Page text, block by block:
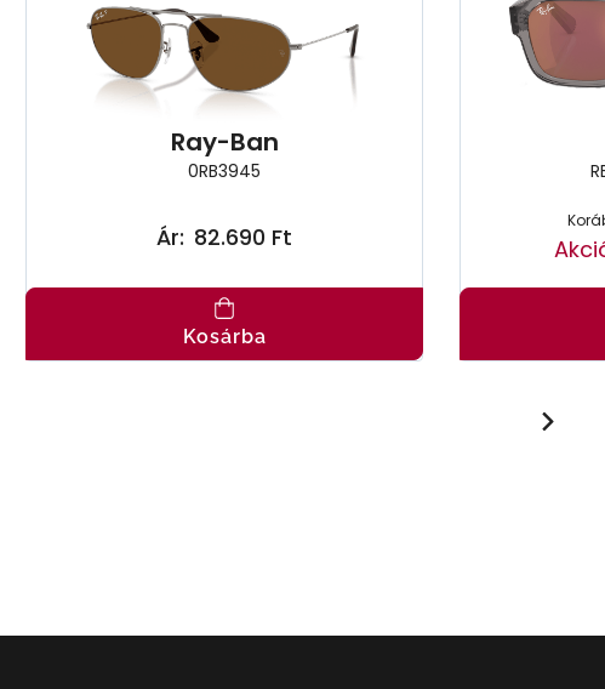
Ray-Ban
0RB3945
Ár: 82.690 Ft
Kosárba